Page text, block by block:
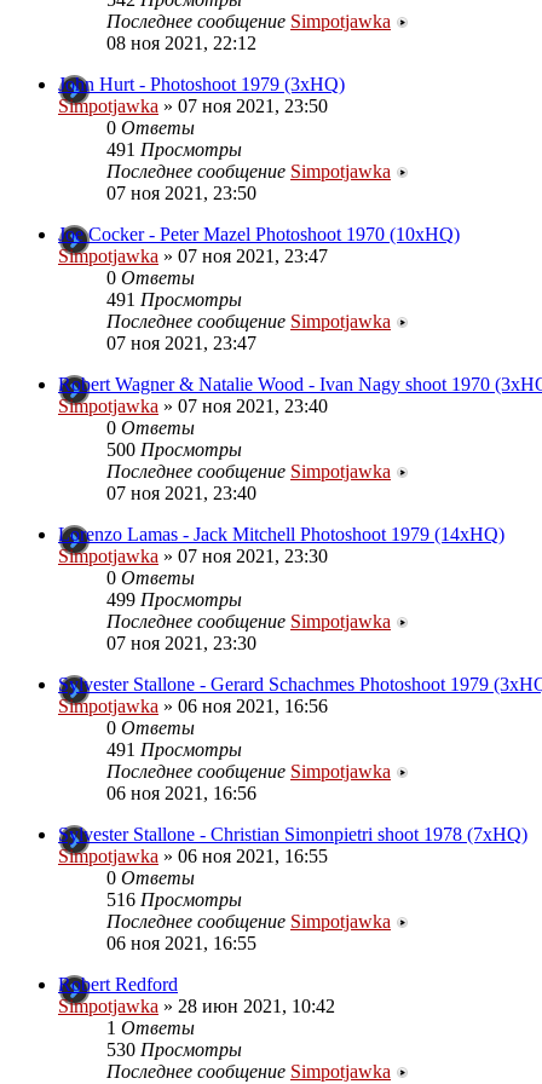
Последнее сообщение Simpotjawka
08 ноя 2021, 22:12
John Hurt - Photoshoot 1979 (3xHQ)
Simpotjawka » 07 ноя 2021, 23:50
0 Ответы
491 Просмотры
Последнее сообщение Simpotjawka
07 ноя 2021, 23:50
Joe Cocker - Peter Mazel Photoshoot 1970 (10xHQ)
Simpotjawka » 07 ноя 2021, 23:47
0 Ответы
491 Просмотры
Последнее сообщение Simpotjawka
07 ноя 2021, 23:47
Robert Wagner & Natalie Wood - Ivan Nagy shoot 1970
Simpotjawka » 07 ноя 2021, 23:40
0 Ответы
500 Просмотры
Последнее сообщение Simpotjawka
07 ноя 2021, 23:40
Lorenzo Lamas - Jack Mitchell Photoshoot 1979 (14xHQ)
Simpotjawka » 07 ноя 2021, 23:30
0 Ответы
499 Просмотры
Последнее сообщение Simpotjawka
07 ноя 2021, 23:30
Sylvester Stallone - Gerard Schachmes Photoshoot 1979
Simpotjawka » 06 ноя 2021, 16:56
0 Ответы
491 Просмотры
Последнее сообщение Simpotjawka
06 ноя 2021, 16:56
Sylvester Stallone - Christian Simonpietri shoot 1978 (7xHQ)
Simpotjawka » 06 ноя 2021, 16:55
0 Ответы
516 Просмотры
Последнее сообщение Simpotjawka
06 ноя 2021, 16:55
Robert Redford
Simpotjawka » 28 июн 2021, 10:42
1 Ответы
530 Просмотры
Последнее сообщение Simpotjawka